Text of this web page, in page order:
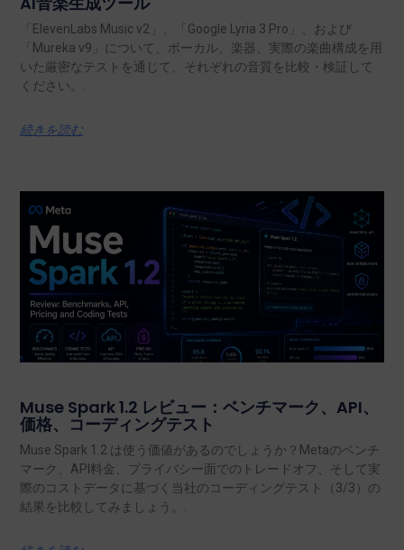
「ElevenLabs Music v2」、「Google Lyria 3 Pro」、および
「Mureka v9」について、ボーカル、楽器、実際の楽曲構成を用
いた厳密なテストを通じて、それぞれの音質を比較・検証して
ください。.
続きを読む
Muse Spark 1.2 レビュー：ベンチマーク、API、
価格、コーディングテスト
Muse Spark 1.2 は使う価値があるのでしょうか？Metaのベンチ
マーク、API料金、プライバシー面でのトレードオフ、そして実
際のコストデータに基づく当社のコーディングテスト（3/3）の
結果を比較してみましょう。.